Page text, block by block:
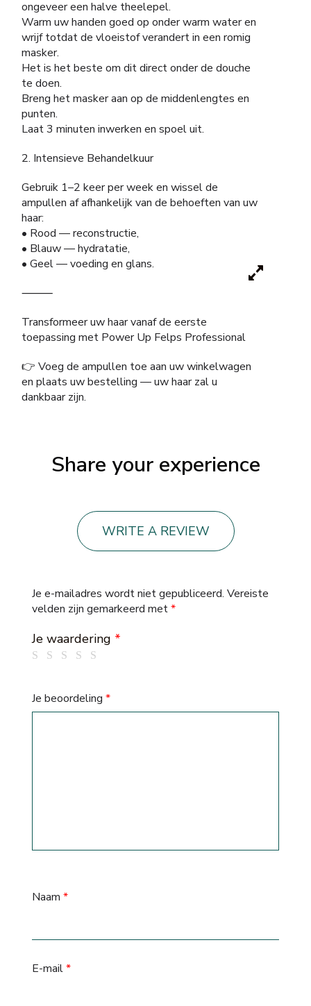
ongeveer een halve theelepel.
Warm uw handen goed op onder warm water en
wrijf totdat de vloeistof verandert in een romig
masker.
Het is het beste om dit direct onder de douche
te doen.
Breng het masker aan op de middenlengtes en
punten.
Laat 3 minuten inwerken en spoel uit.
2. Intensieve Behandelkuur
Gebruik 1–2 keer per week en wissel de
ampullen af afhankelijk van de behoeften van uw
haar:
• Rood — reconstructie,
• Blauw — hydratatie,
• Geel — voeding en glans.
⸻
Transformeer uw haar vanaf de eerste
toepassing met Power Up Felps Professional
👉 Voeg de ampullen toe aan uw winkelwagen
en plaats uw bestelling — uw haar zal u
dankbaar zijn.
Share your experience
WRITE A REVIEW
Je e-mailadres wordt niet gepubliceerd. Vereiste
velden zijn gemarkeerd met*
Je waardering *
Je beoordeling *
Naam *
E-mail*